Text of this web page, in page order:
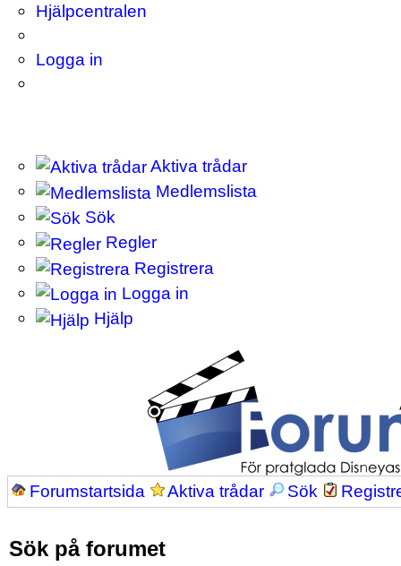
Hjälpcentralen
Logga in
Aktiva trådar
Medlemslista
Sök
Regler
Registrera
Logga in
Hjälp
Forumstartsida Aktiva trådar Sök
Sök på forumet